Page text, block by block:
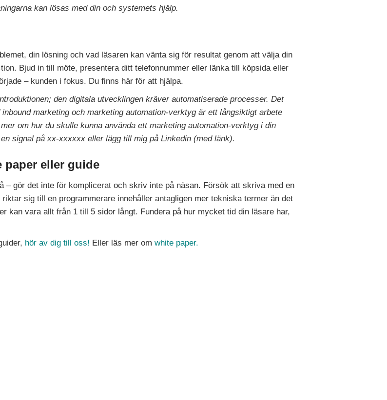
kan lösas med din och systemets hjälp.
din lösning och vad läsaren kan vänta sig för resultat genom att välja din
Bjud in till möte, presentera ditt telefonnummer eller länka till köpsida eller
– kunden i fokus. Du finns här för att hjälpa.
den digitala utvecklingen kräver automatiserade processer. Det
marketing och marketing automation-verktyg är ett långsiktigt arbete
om hur du skulle kunna använda ett marketing automation-verktyg i din
signal på xx-xxxxxx eller lägg till mig på Linkedin (med länk).
paper eller guide
– gör det inte för komplicerat och skriv inte på näsan. Försök att skriva med en
sig till en programmerare innehåller antagligen mer tekniska termer än det
kan vara allt från 1 till 5 sidor långt. Fundera på hur mycket tid din läsare har,
hör av dig till oss! Eller läs mer omwhite paper.